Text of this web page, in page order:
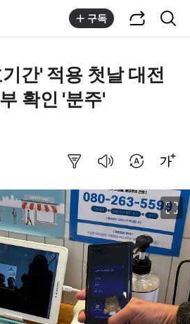
구독
간' 적용 첫날 대전
확인 '분주'